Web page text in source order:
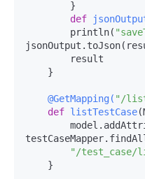
def
        println(
    @GetMapping(
"/
def listTestCase(
"/test_case/